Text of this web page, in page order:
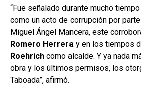
“Fue señalado durante mucho
como un acto de corrupción por
Miguel Ángel Mancera, este
Romero Herrera y en los tiempos
Roehrich como alcalde. Y ya nada
obra y los últimos permisos, los
Taboada”, afirmó.